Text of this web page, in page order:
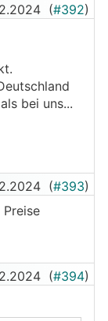
(#392)
bei uns...
(#393)
(#394)